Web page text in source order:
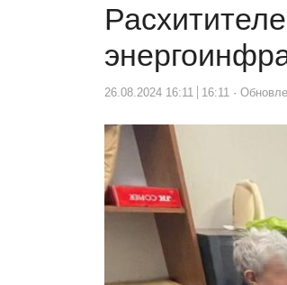
26.08.2024 16:11 16:11